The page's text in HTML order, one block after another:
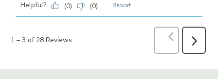
Helpful? (0) (0) Report
1 – 3 of 28 Reviews PreviousNext
Reviews